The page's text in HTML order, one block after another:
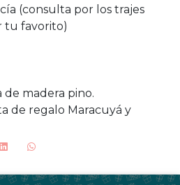
(consulta por los trajes
tu favorito)
de madera pino.
de regalo Maracuyá y